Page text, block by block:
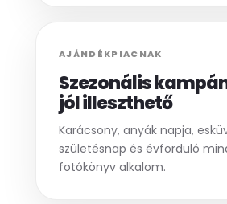
AJÁNDÉKPIACNAK
Szezonális
jól illeszthető
Karácsony, anyák napja,
születésnap és évforduló
fotókönyv alkalom.